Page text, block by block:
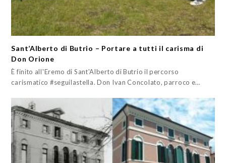
Sant’Alberto di Butrio – Portare a tutti il carisma di
Don Orione
È finito all'Eremo di Sant'Alberto di Butrio il percorso
carismatico #seguilastella. Don Ivan Concolato, parroco e…